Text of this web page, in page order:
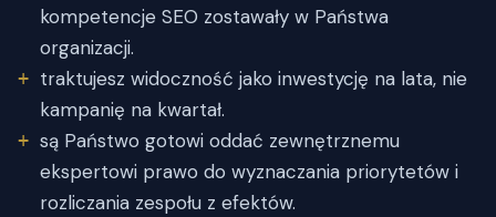
kompetencje SEO zostawały w Państwa
organizacji.
traktujesz widoczność jako inwestycję na lata, nie
kampanię na kwartał.
są Państwo gotowi oddać zewnętrznemu
ekspertowi prawo do wyznaczania priorytetów i
rozliczania zespołu z efektów.